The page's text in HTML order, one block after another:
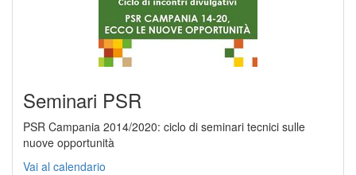
Seminari PSR
PSR Campania 2014/2020: ciclo di seminari tecnici sulle
nuove opportunità
Vai al calendario